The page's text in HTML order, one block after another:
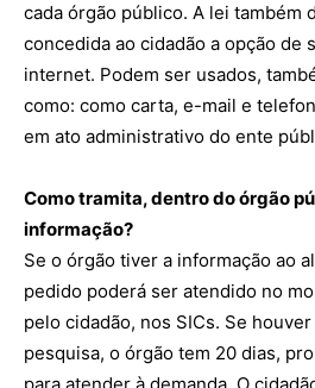
cada órgão público. A lei também
concedida ao cidadão a opção de
internet. Podem ser usados,
como: como carta, e-mail e
em ato administrativo do ente
Como tramita, dentro do órgão
informação?
Se o órgão tiver a informação ao
pedido poderá ser atendido no
pelo cidadão, nos SICs. Se
pesquisa, o órgão tem 20 dias,